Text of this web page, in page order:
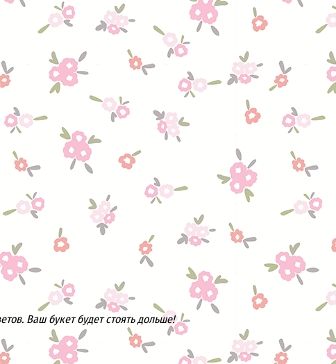
Ваш букет будет стоять дольше!